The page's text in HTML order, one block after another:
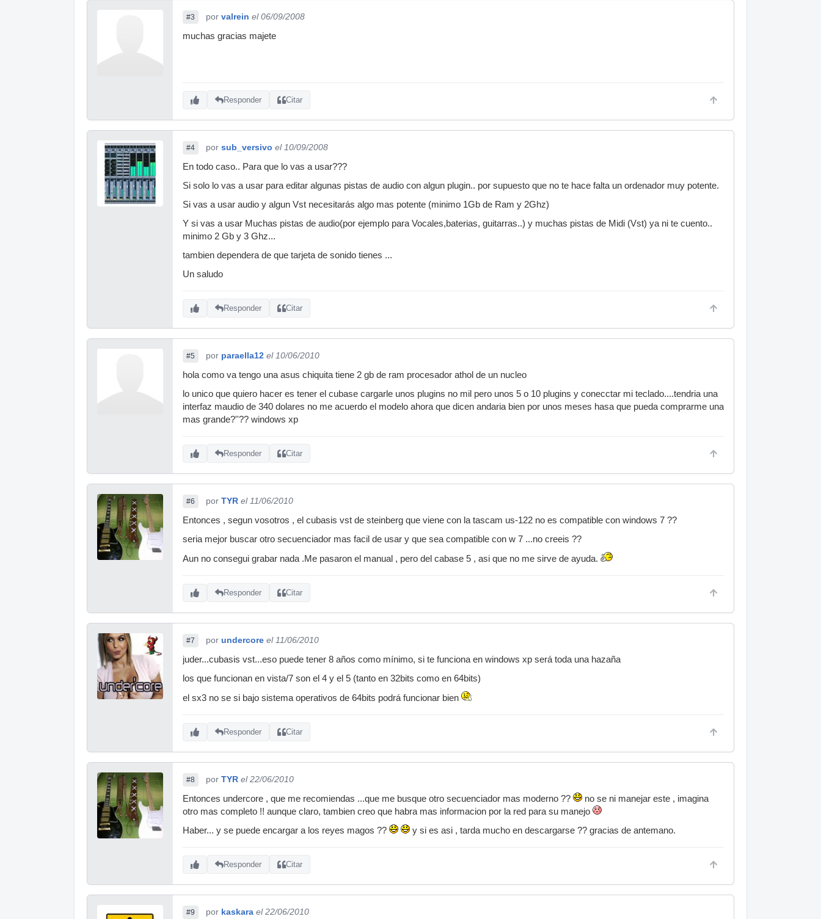
#3 por valrein el 06/09/2008
muchas gracias majete
Responder Citar
#4 por sub_versivo el 10/09/2008
En todo caso.. Para que lo vas a usar???
Si solo lo vas a usar para editar algunas pistas de audio con algun plugin.. por supuesto que no te hace falta un ordenador muy potente.
Si vas a usar audio y algun Vst necesitarás algo mas potente (minimo 1Gb de Ram y 2Ghz)
Y si vas a usar Muchas pistas de audio(por ejemplo para Vocales,baterias, guitarras..) y muchas pistas de Midi (Vst) ya ni te cuento..
minimo 2 Gb y 3 Ghz...
tambien dependera de que tarjeta de sonido tienes ...
Un saludo
Responder Citar
#5 por paraella12 el 10/06/2010
hola como va tengo una asus chiquita tiene 2 gb de ram procesador athol de un nucleo
lo unico que quiero hacer es tener el cubase cargarle unos plugins no mil pero unos 5 o 10 plugins y conecctar mi teclado....tendria una
interfaz maudio de 340 dolares no me acuerdo el modelo ahora que dicen andaria bien por unos meses hasa que pueda comprarme una
mas grande?''?? windows xp
Responder Citar
#6 por TYR el 11/06/2010
Entonces , segun vosotros , el cubasis vst de steinberg que viene con la tascam us-122 no es compatible con windows 7 ??
seria mejor buscar otro secuenciador mas facil de usar y que sea compatible con w 7 ...no creeis ??
Aun no consegui grabar nada .Me pasaron el manual , pero del cabase 5 , asi que no me sirve de ayuda.
Responder Citar
#7 por undercore el 11/06/2010
juder...cubasis vst...eso puede tener 8 años como mínimo, si te funciona en windows xp será toda una hazaña
los que funcionan en vista/7 son el 4 y el 5 (tanto en 32bits como en 64bits)
el sx3 no se si bajo sistema operativos de 64bits podrá funcionar bien
Responder Citar
#8 por TYR el 22/06/2010
Entonces undercore , que me recomiendas ...que me busque otro secuenciador mas moderno ??
no se ni manejar este , imagina
otro mas completo !! aunque claro, tambien creo que habra mas informacion por la red para su manejo
Haber... y se puede encargar a los reyes magos ??
y si es asi , tarda mucho en descargarse ?? gracias de antemano.
Responder Citar
#9 por kaskara el 22/06/2010